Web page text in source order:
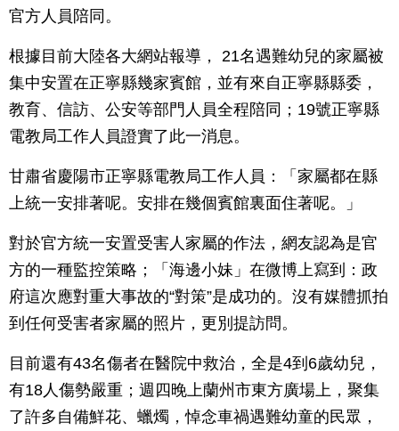
官方人員陪同。
根據目前大陸各大網站報導， 21名遇難幼兒的家屬被
集中安置在正寧縣幾家賓館，並有來自正寧縣縣委，
教育、信訪、公安等部門人員全程陪同；19號正寧縣
電教局工作人員證實了此一消息。
甘肅省慶陽市正寧縣電教局工作人員：「家屬都在縣
上統一安排著呢。安排在幾個賓館裏面住著呢。」
對於官方統一安置受害人家屬的作法，網友認為是官
方的一種監控策略；「海邊小妹」在微博上寫到：政
府這次應對重大事故的“對策”是成功的。沒有媒體抓拍
到任何受害者家屬的照片，更別提訪問。
目前還有43名傷者在醫院中救治，全是4到6歲幼兒，
有18人傷勢嚴重；週四晚上蘭州市東方廣場上，聚集
了許多自備鮮花、蠟燭，悼念車禍遇難幼童的民眾，